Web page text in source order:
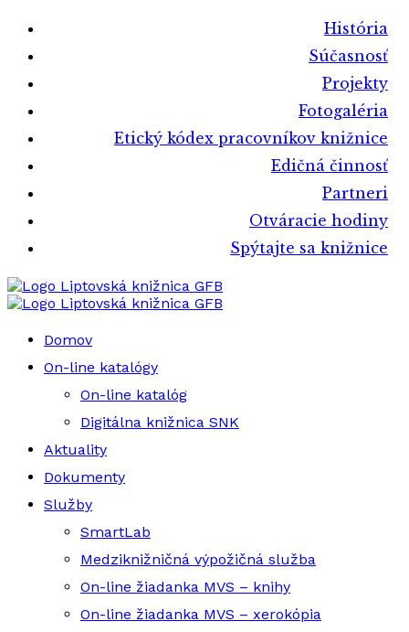
História
Súčasnosť
Projekty
Fotogaléria
Etický kódex pracovníkov knižnice
Edičná činnosť
Partneri
Otváracie hodiny
Spýtajte sa knižnice
Liptovská knižnica GFB
Liptovská knižnica GFB
Domov
On-line katalógy
On-line katalóg
Digitálna knižnica SNK
Aktuality
Dokumenty
Služby
SmartLab
Medziknižničná výpožičná služba
On-line žiadanka MVS – knihy
On-line žiadanka MVS – xerokópia